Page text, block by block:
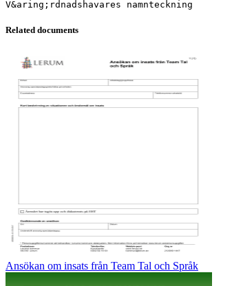
Related documents
Ansökan om insats från Team Tal och Språk